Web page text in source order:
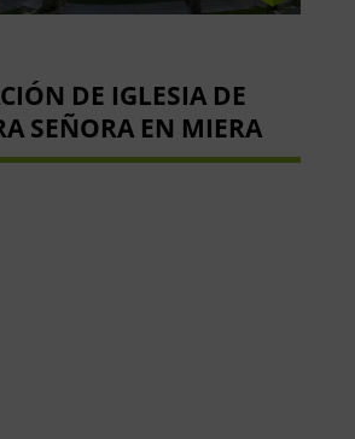
DE IGLESIA DE
SEÑORA EN MIERA